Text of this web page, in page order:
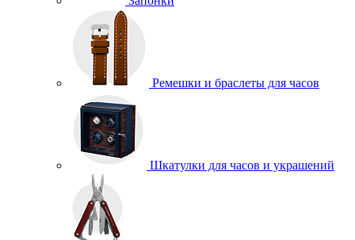
Ремешки и браслеты для часов
Шкатулки для часов и украшений